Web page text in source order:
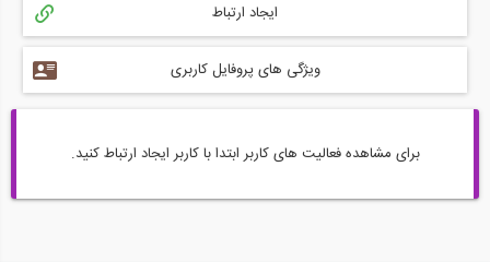
ایجاد ارتباط
ویژگی های پروفایل کاربری
برای مشاهده فعالیت های کاربر ابتدا با کاربر ایجاد ارتباط کنید.